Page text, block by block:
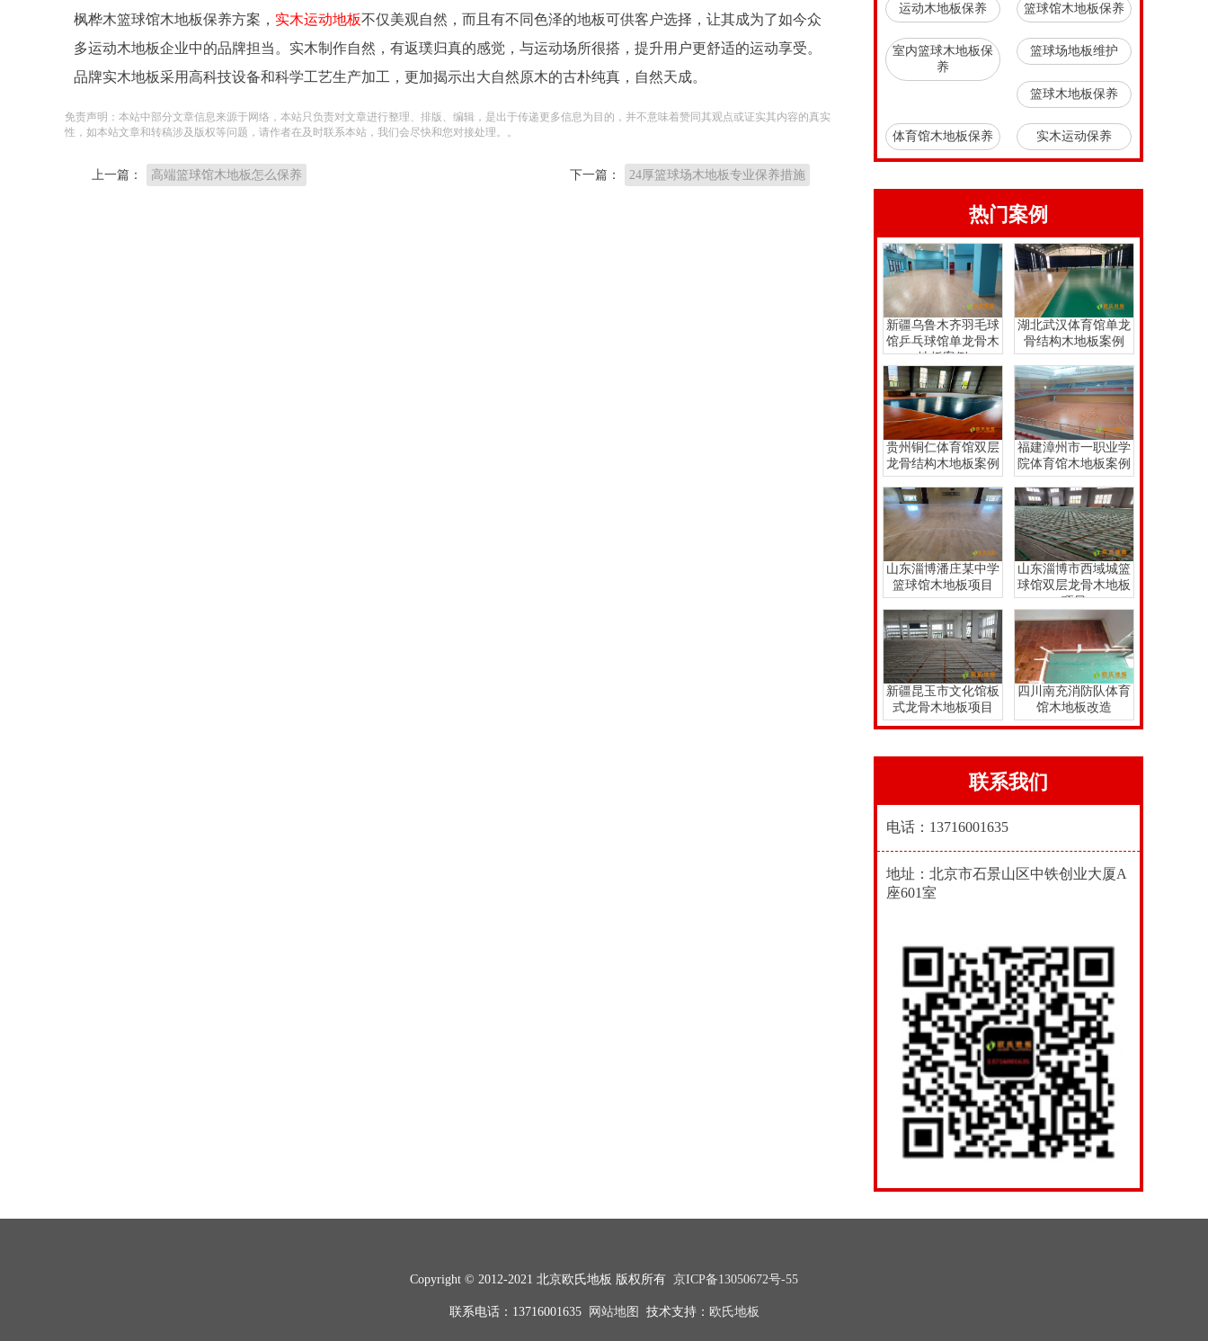
枫桦木篮球馆木地板保养方案， 实木运动地板不仅美观自然，而且有不同色泽的地板可供客户选择，让其成为了如今众
多运动木地板企业中的品牌担当。实木制作自然，有返璞归真的感觉，与运动场所很搭，提升用户更舒适的运动享受。
品牌实木地板采用高科技设备和科学工艺生产加工，更加揭示出大自然原木的古朴纯真，自然天成。
免责声明：本站中部分文章信息来源于网络，本站只负责对文章进行整理、排版、编辑，是出于传递更多信息为目的，并不意味着赞同其观点或证实其内容的真实
性，如本站文章和转稿涉及版权等问题，请作者在及时联系本站，我们会尽快和您对接处理。。
上一篇： 高端篮球馆木地板怎么保养 下一篇： 24厚篮球场木地板专业保养措施
运动木地板保养 篮球馆木地板保养
室内篮球木地板保
养
篮球场地板维护
篮球木地板保养
体育馆木地板保养 实木运动保养
热门案例
新疆乌鲁木齐羽毛球
馆乒乓球馆单龙骨木
地板案例
湖北武汉体育馆单龙
骨结构木地板案例
贵州铜仁体育馆双层
龙骨结构木地板案例
福建漳州市一职业学
院体育馆木地板案例
山东淄博潘庄某中学
篮球馆木地板项目
山东淄博市西域城篮
球馆双层龙骨木地板
项目
新疆昆玉市文化馆板
式龙骨木地板项目
四川南充消防队体育
馆木地板改造
联系我们
电话：13716001635
地址：北京市石景山区中铁创业大厦A
座601室
Copyright © 2012-2021 北京欧氏地板 版权所有 京ICP备13050672号-55
联系电话：13716001635 网站地图 技术支持： 欧氏地板